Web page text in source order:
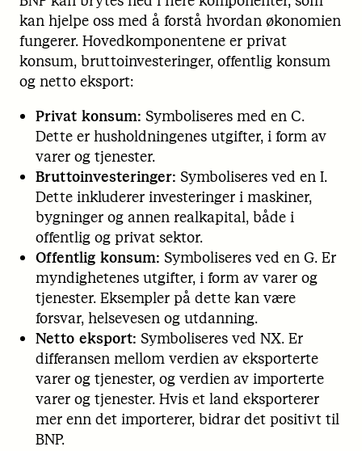
kan hjelpe oss med å forstå hvordan økonomien
fungerer. Hovedkomponentene er privat
konsum, bruttoinvesteringer, offentlig konsum
og netto eksport:
Privat konsum: Symboliseres med en C.
Dette er husholdningenes utgifter, i form av
varer og tjenester.
Bruttoinvesteringer: Symboliseres ved en I.
Dette inkluderer investeringer i maskiner,
bygninger og annen realkapital, både i
offentlig og privat sektor.
Offentlig konsum: Symboliseres ved en G. Er
myndighetenes utgifter, i form av varer og
tjenester. Eksempler på dette kan være
forsvar, helsevesen og utdanning.
Netto eksport: Symboliseres ved NX. Er
differansen mellom verdien av eksporterte
varer og tjenester, og verdien av importerte
varer og tjenester. Hvis et land eksporterer
mer enn det importerer, bidrar det positivt til
BNP.